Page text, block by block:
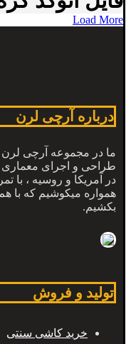
Load More
درباره آرچی لرن
طراحی و اجرای معماری
در آمریکا و روسیه ، با
همواره میکوشیم که با
بکشیم.
تولید و فروش
خرید کاشی سنتی